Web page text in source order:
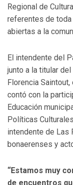
Regional de
referentes de
abiertas a la
El intendente del
junto a la titular
Florencia
contó con la
Educación
Políticas
intendente de Las
bonaerenses y
“Estamos muy
de encuentros